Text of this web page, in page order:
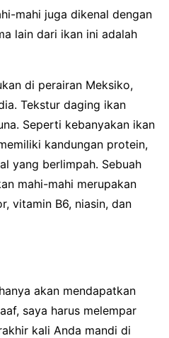
mahi juga dikenal dengan
lain dari ikan ini adalah
di perairan Meksiko,
Tekstur daging ikan
Seperti kebanyakan ikan
kandungan protein,
yang berlimpah. Sebuah
mahi-mahi merupakan
vitamin B6, niasin, dan
akan mendapatkan
saya harus melempar
kali Anda mandi di